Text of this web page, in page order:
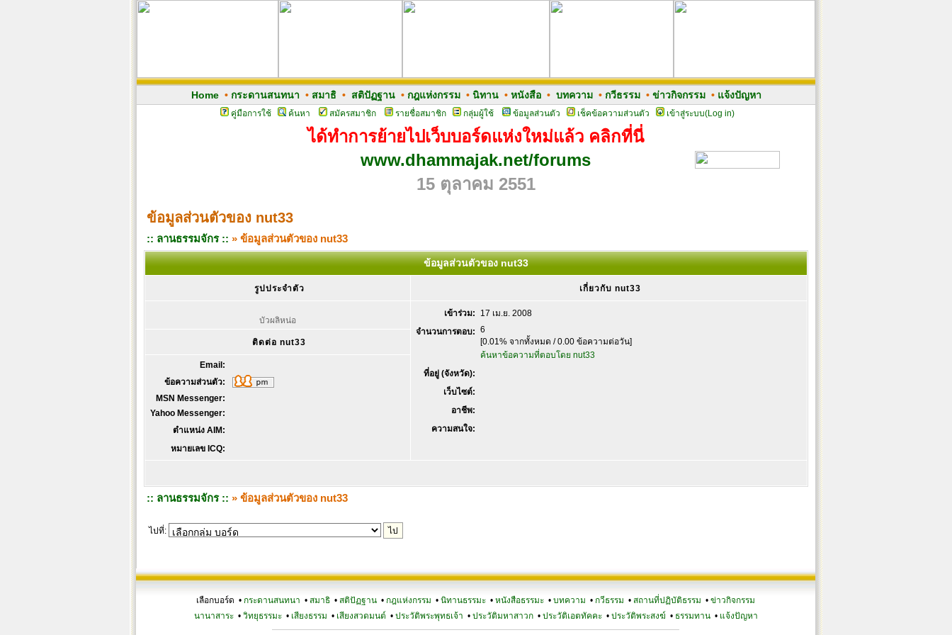
Home• กระดานสนทนา • สมาธิ• สติปัฏฐาน• กฎแห่งกรรม• นิทาน• หนังสือ• บทความ• กวีธรรม• ข่าวกิจกรรม• แจ้งปัญหา
คู่มือการใช้ ค้นหา สมัครสมาชิก รายชื่อสมาชิก กลุ่มผู้ใช้ ข้อมูลส่วนตัว เช็คข้อความส่วนตัว เข้าสู่ระบบ(Log in)
ได้ทำการย้ายไปเว็บบอร์ดแห่งใหม่แล้ว คลิกที่นี่
www.dhammajak.net/forums
15 ตุลาคม 2551
ข้อมูลส่วนตัวของ nut33
:: ลานธรรมจักร :: » ข้อมูลส่วนตัวของ nut33
ข้อมูลส่วนตัวของ nut33
รูปประจำตัว เกี่ยวกับ nut33
บัวผลิหน่อ
เข้าร่วม:
17 เม.ย. 2008
จำนวนการตอบ: 6
[0.01% จากทั้งหมด / 0.00 ข้อความต่อวัน]
ค้นหาข้อความที่ตอบโดย nut33
ที่อยู่ (จังหวัด):
เว็บไซต์:
อาชีพ:
ความสนใจ:
ติดต่อ nut33
Email:
ข้อความส่วนตัว:
MSN Messenger:
Yahoo Messenger:
ตำแหน่ง AIM:
หมายเลข ICQ:
:: ลานธรรมจักร :: » ข้อมูลส่วนตัวของ nut33
ไปที่:
เลือกบอร์ด • กระดานสนทนา • สมาธิ • สติปัฏฐาน • กฎแห่งกรรม • นิทานธรรมะ • หนังสือธรรมะ • บทความ • กวีธรรม • สถานที่ปฏิบัติธรรม • ข่าวกิจกรรม
นานาสาระ• วิทยุธรรมะ• เสียงธรรม • เสียงสวดมนต์ • ประวัติพระพุทธเจ้า • ประวัติมหาสาวก• ประวัติเอตทัคคะ• ประวัติพระสงฆ์ • ธรรมทาน• แจ้งปัญหา